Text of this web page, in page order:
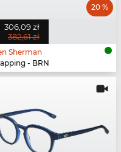
306,09 zł
382,61 zł
20 %
Sherman
- BRN